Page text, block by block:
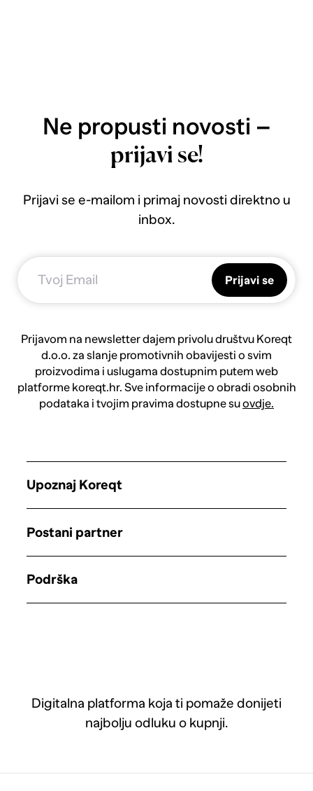
Ne propusti novosti –
prijavi se!
Prijavi se e-mailom i primaj novosti direktno u
inbox.
Prijavi se
Prijavom na newsletter dajem privolu društvu Koreqt
d.o.o. za slanje promotivnih obavijesti o svim
proizvodima i uslugama dostupnim putem web
platforme koreqt.hr. Sve informacije o obradi osobnih
podataka i tvojim pravima dostupne suovdje.
Digitalna platforma koja ti pomaže donijeti
najbolju odluku o kupnji.
Upoznaj Koreqt
Postani partner
Podrška